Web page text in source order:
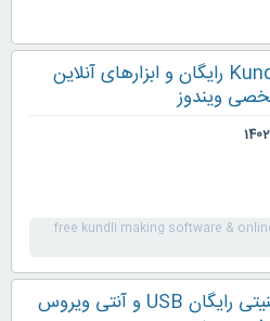
نرم افزار ساخت Kundli رایگان و ابزارهای آنلاین
ویندوز
free kundli making software &
بهترین نرم افزار امنیتی رایگان USB و آنتی ویروس